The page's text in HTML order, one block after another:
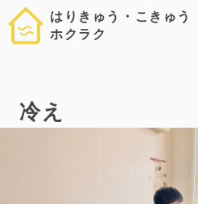
はりきゅう・こきゅう
ホクラク
冷え